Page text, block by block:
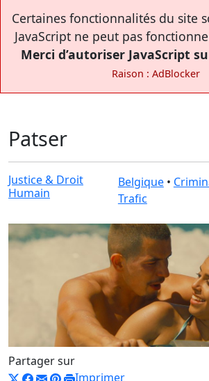
Certaines fonctionnalités du site
JavaScript ne peut pas
Merci d’autoriser JavaScript
Raison : AdBlocker
Patser
Justice & Droit
Humain
Belgique•
Trafic
Partager sur
Imprimer